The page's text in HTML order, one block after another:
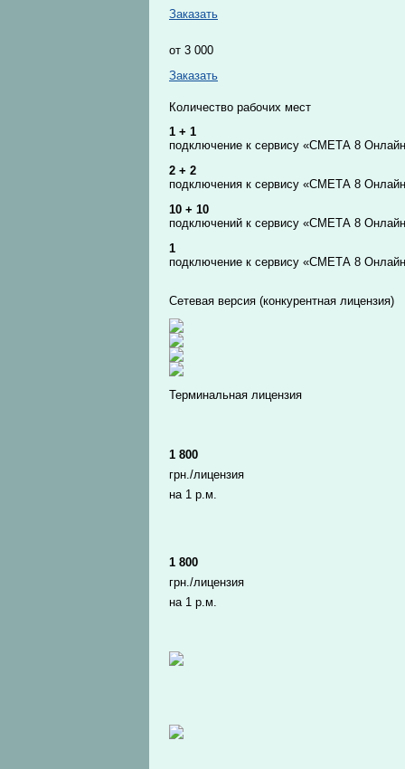
Заказать
от 3 000
Заказать
Количество рабочих мест
1 + 1
подключение к сервису «СМЕТА 8
2 + 2
подключения к сервису «СМЕТА 8
10 + 10
подключений к сервису «СМЕТА 8
1
подключение к сервису «СМЕТА 8
Сетевая версия (конкурентная лицензия)
Терминальная лицензия
1 800
грн./лицензия
на 1 р.м.
1 800
грн./лицензия
на 1 р.м.